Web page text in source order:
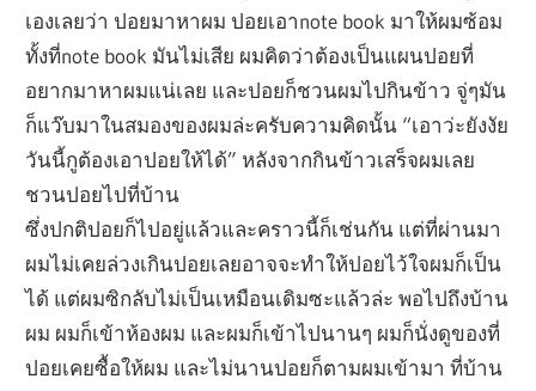
เองเลยว่า ปอยมาหาผม ปอยเอาnote book มาให้ผมซ้อม
ทั้งที่note book มันไม่เสีย ผมคิดว่าต้องเป็นแผนปอยที่
อยากมาหาผมแน่เลย และปอยก็ชวนผมไปกินข้าว จู่ๆมัน
ก็แว๊บมาในสมองของผมล่ะครับความคิดนั้น “เอาว่ะยังงัย
วันนี้กูต้องเอาปอยให้ได้” หลังจากกินข้าวเสร็จผมเลย
ชวนปอยไปที่บ้าน
ซึ่งปกติปอยก็ไปอยู่แล้วและคราวนี้ก็เช่นกัน แต่ที่ผ่านมา
ผมไม่เคยล่วงเกินปอยเลยอาจจะทำให้ปอยไว้ใจผมก็เป็น
ได้ แต่ผมซิกลับไม่เป็นเหมือนเดิมซะแล้วล่ะ พอไปถึงบ้าน
ผม ผมก็เข้าห้องผม และผมก็เข้าไปนานๆ ผมก็นั่งดูของที่
ปอยเคยซื้อให้ผม และไม่นานปอยก็ตามผมเข้ามา ที่บ้าน